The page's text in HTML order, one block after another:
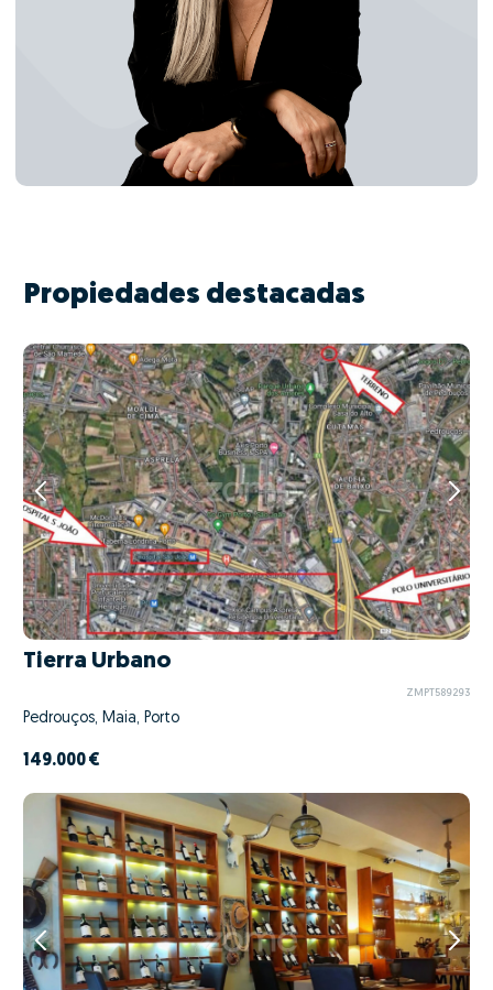
Propiedades destacadas
Tierra Urbano
ZMPT589293
Pedrouços, Maia, Porto
149.000 €